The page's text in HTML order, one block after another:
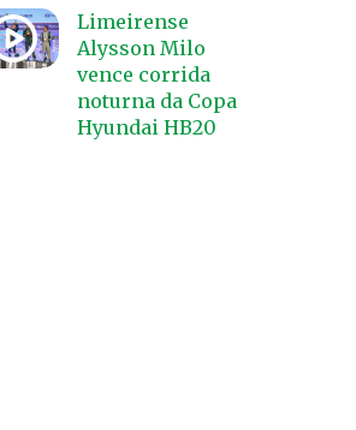
Limeirense
Alysson Milo
vence corrida
noturna da Copa
Hyundai HB20